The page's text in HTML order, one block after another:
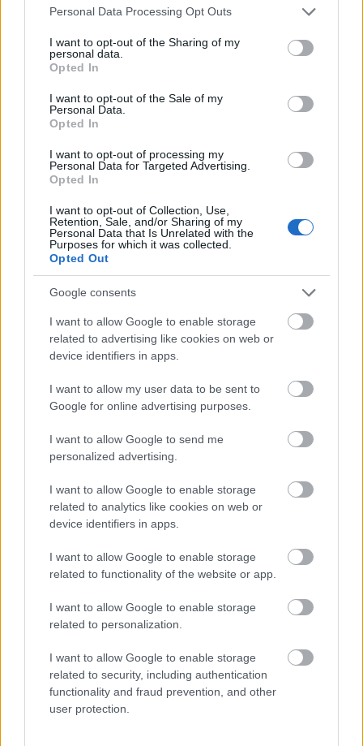
Please note that this website/app uses one or more Google
not limited to your visit or usage behaviour. You may click to
grant or deny consent to Google and its third-party tags to
use your data for below specified purposes in below Google
consent section.
Personal Data Processing Opt Outs
I want to opt-out of the Sharing of my
personal data.
Opted In
I want to opt-out of the Sale of my
Personal Data.
Opted In
I want to opt-out of processing my
Personal Data for Targeted Advertising.
Opted In
I want to opt-out of Collection, Use,
Retention, Sale, and/or Sharing of my
Personal Data that Is Unrelated with the
Purposes for which it was collected.
Opted Out
Google consents
I want to allow Google to enable storage
related to advertising like cookies on web or
device identifiers in apps.
I want to allow my user data to be sent to
Google for online advertising purposes.
I want to allow Google to send me
personalized advertising.
I want to allow Google to enable storage
related to analytics like cookies on web or
device identifiers in apps.
I want to allow Google to enable storage
related to functionality of the website or app.
I want to allow Google to enable storage
related to personalization.
I want to allow Google to enable storage
related to security, including authentication
functionality and fraud prevention, and other
user protection.
amit akarsz. De ha ellenkeznének valami
miatt, te ne is törődj vele.
AGod Help the Girl
Filmfesztiválon tartották, ahol egész szép
kritikákat kapott. A filmet most mutatják be
Nagy-Britanniában.
Film Nagy-Britannia Pop Filmpremier
SZEMBE MERSZ NÉZNI AZZAL, AKIVÉ
TERMÉSZETFELETTI ERŐK ÉS ELFELEDETT
NYOMÁBAN MAGYAR ELŐZETESE
SZÁGULDÁS, SÁRKÁNYOK, ROSSZFIÚK – A NYÁR
10 LEGKEDVELTEBB MOZIJA MAGYARORSZÁGON